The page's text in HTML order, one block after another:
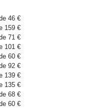
46 €
159 €
71 €
101 €
60 €
92 €
139 €
135 €
68 €
60 €